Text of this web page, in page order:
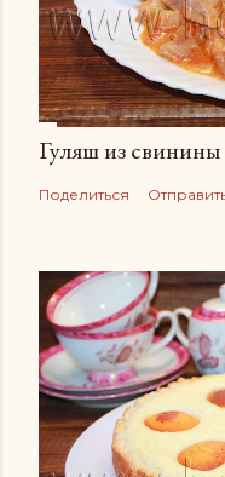
Гуляш из
Поделиться